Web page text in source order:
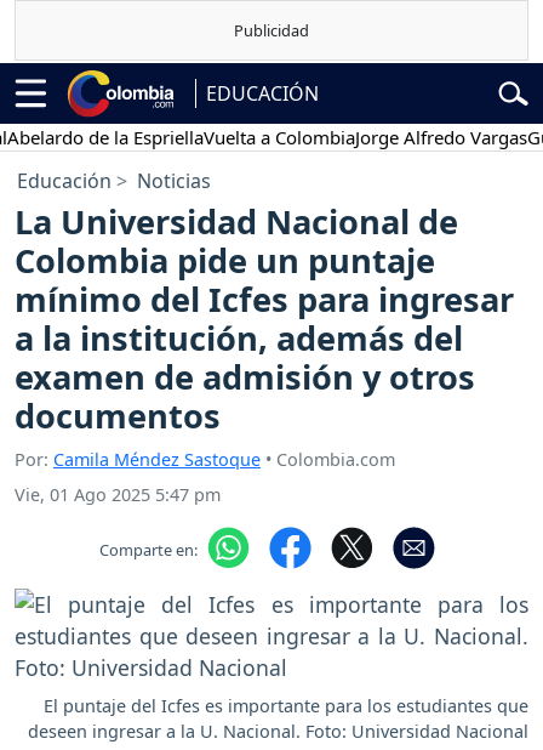
EDUCACIÓN
de la EspriellaVuelta a ColombiaJorge Alfredo Vargas
Educación Noticias
La Universidad Nacional de
Colombia pide un puntaje
mínimo del Icfes para ingresar
a la institución, además del
examen de admisión y otros
documentos
Por: Camila Méndez Sastoque • Colombia.com
Vie, 01 Ago 2025 5:47 pm
Comparte en:
El puntaje del Icfes es importante para los estudiantes que
deseen ingresar a la U. Nacional. Foto: Universidad Nacional